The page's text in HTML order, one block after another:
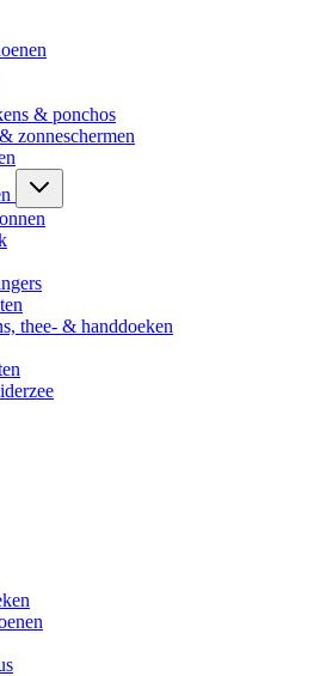
& ponchos
zonneschermen
thee- & handdoeken